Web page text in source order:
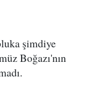
şimdiye
Boğazı'nın